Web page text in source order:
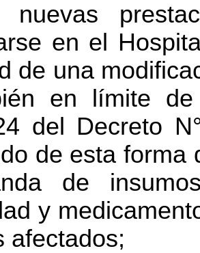
nuevas
en el
de una
en límite de
del Decreto
de esta forma
de
y
afectados;